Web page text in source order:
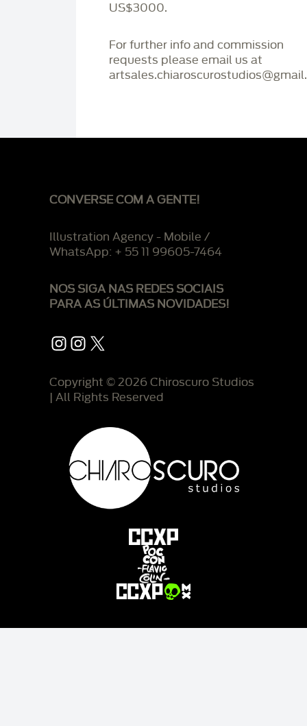
US$3000.
For further info and commission
requests please email us at
CONVERSE COM A GENTE!
Illustration Agency - Mobile /
WhatsApp: + 55 11 99605-7464
NOS SIGA NAS REDES SOCIAIS
PARA AS ÚLTIMAS NOVIDADES!
Instagram
Instagram
X
Copyright © 2026 Chiroscuro Studios
| All Rights Reserved